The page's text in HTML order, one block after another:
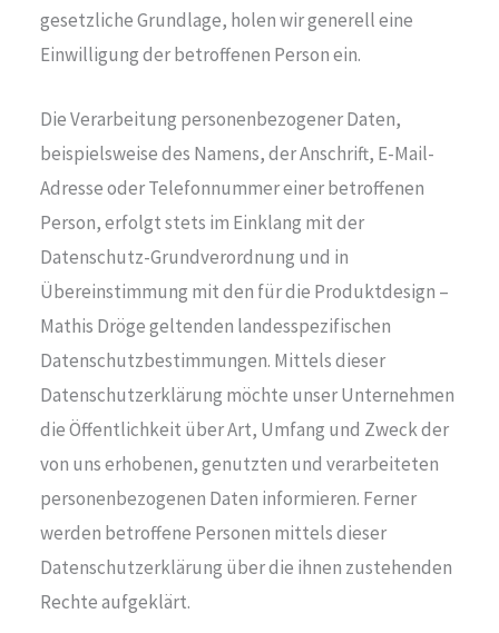
gesetzliche Grundlage, holen wir generell eine
Einwilligung der betroffenen Person ein.
Die Verarbeitung personenbezogener Daten,
beispielsweise des Namens, der Anschrift, E-Mail-
Adresse oder Telefonnummer einer betroffenen
Person, erfolgt stets im Einklang mit der
Datenschutz-Grundverordnung und in
Übereinstimmung mit den für die Produktdesign –
Mathis Dröge geltenden landesspezifischen
Datenschutzbestimmungen. Mittels dieser
Datenschutzerklärung möchte unser Unternehmen
die Öffentlichkeit über Art, Umfang und Zweck der
von uns erhobenen, genutzten und verarbeiteten
personenbezogenen Daten informieren. Ferner
werden betroffene Personen mittels dieser
Datenschutzerklärung über die ihnen zustehenden
Rechte aufgeklärt.